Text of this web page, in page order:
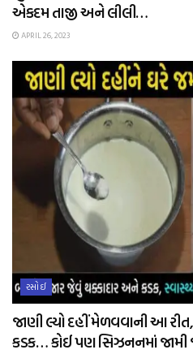
એકદમ તાજી અને લીલી…
APRIL 26, 2023
રસોઈ
જાણી લ્યો દહીં મેળવવાની આ
કડક… કોઈ પણ સિઝનનમાં